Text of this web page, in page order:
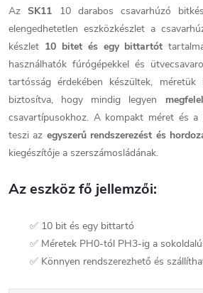
AzSK11 10 darabos csavarhúzó
elengedhetetlen eszközkészlet a
készlet 10 bitet és egy bittartót
használhatók fúrógépekkel és
tartósság érdekében készültek,
biztosítva, hogy mindig legyen
csavartípusokhoz. A kompakt méret és a
teszi az egyszerű rendszerezést és
kiegészítője a szerszámosládának.
Az eszköz fő jellemzői:
✅ 10 bit és egy bittartó
✅ Méretek PH0-tól PH3-ig a
✅ Könnyen rendszerezhető és